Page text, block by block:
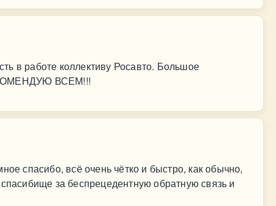
в работе коллективу Росавто. Большое
ВСЕМ!!!
спасибо, всё очень чётко и быстро, как обычно,
за беспрецедентную обратную связь и